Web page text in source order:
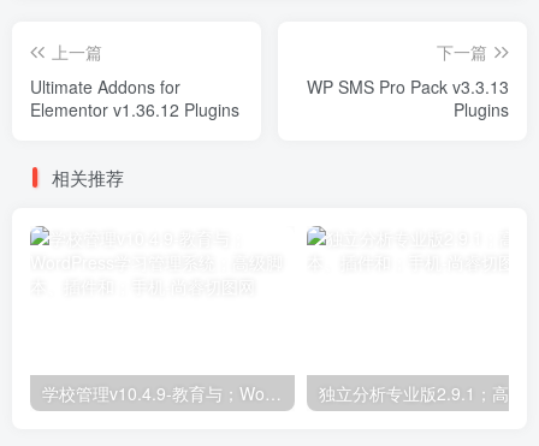
上一篇
Ultimate Addons for
Elementor v1.36.12 Plugins
下一篇
WP SMS Pro Pack v3.3.13
Plugins
相关推荐
学校管理v10.4.9-教育与；WordPress学习管理系统；高级脚本、插件和；手机